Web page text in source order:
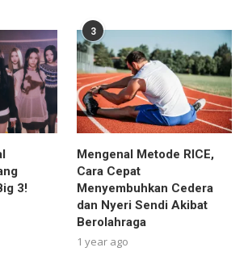
3!
3
Mengenal Metode RICE,
Cara Cepat
Menyembuhkan Cedera
dan Nyeri Sendi Akibat
Berolahraga
1 year ago